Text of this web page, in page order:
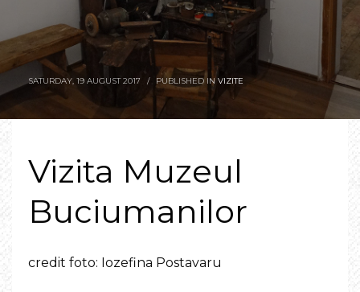
SATURDAY, 19 AUGUST 2017 / PUBLISHED IN VIZITE
Vizita Muzeul
Buciumanilor
credit foto: Iozefina Postavaru